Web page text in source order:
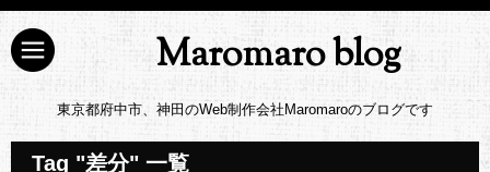
Maromaro blog
東京都府中市、神田のWeb制作会社Maromaroのブログです
Tag "差分" 一覧